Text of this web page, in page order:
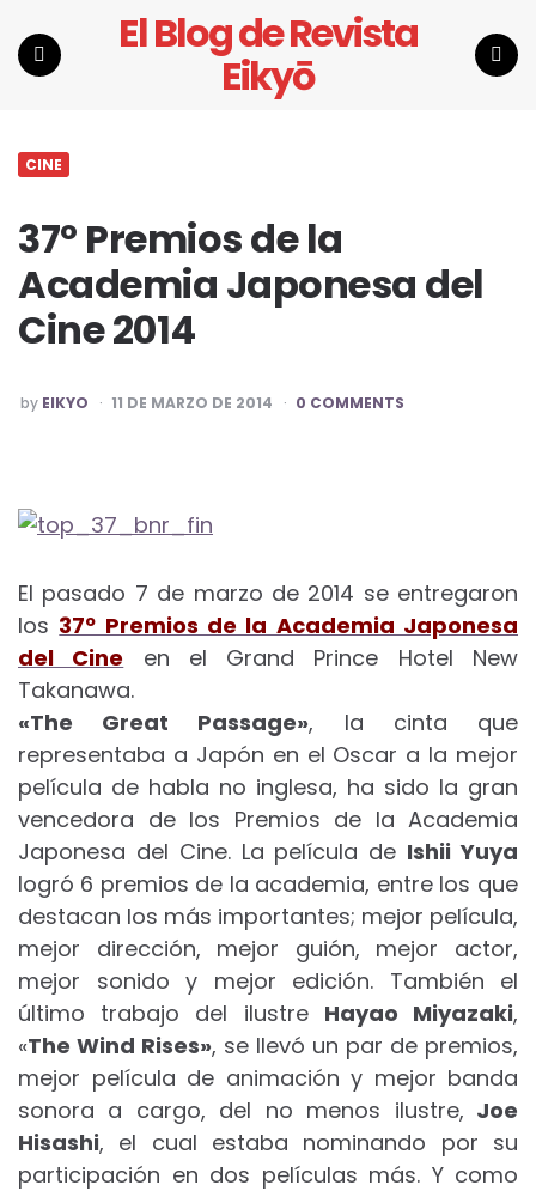
El Blog de Revista
Eikyō
CINE
37º Premios de la
Academia Japonesa del
Cine 2014
POSTED
BY
by EIKYO 11 DE MARZO DE 2014 0 COMMENTS
El pasado 7 de marzo de 2014 se entregaron
los 37º Premios de la Academia Japonesa
del Cine en el Grand Prince Hotel New
Takanawa.
«The Great Passage», la cinta que
representaba a Japón en el Oscar a la mejor
película de habla no inglesa, ha sido la gran
vencedora de los Premios de la Academia
Japonesa del Cine. La película de Ishii Yuya
logró 6 premios de la academia, entre los que
destacan los más importantes; mejor película,
mejor dirección, mejor guión, mejor actor,
mejor sonido y mejor edición. También el
último trabajo del ilustre Hayao Miyazaki,
«The Wind Rises», se llevó un par de premios,
mejor película de animación y mejor banda
sonora a cargo, del no menos ilustre, Joe
Hisashi, el cual estaba nominando por su
participación en dos películas más. Y como